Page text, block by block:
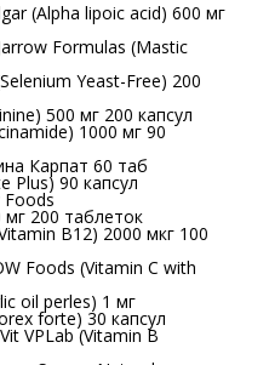
(Alpha lipoic acid) 600 мг
Formulas (Mastic
Yeast-Free) 200
500 мг 200 капсул
1000 мг 90
Карпат 60 таб
Plus) 90 капсул
200 таблеток
B12) 2000 мкг 100
Foods (Vitamin C with
oil perles) 1 мг
forte) 30 капсул
VPLab (Vitamin B